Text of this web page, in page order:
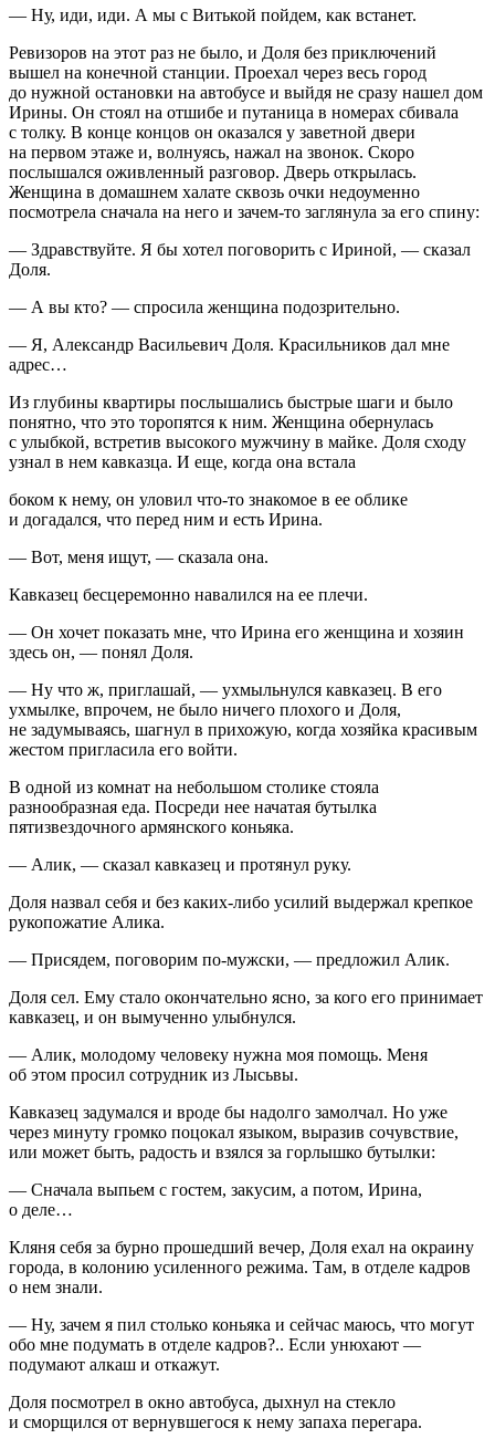
— Ну, иди, иди. А мы с Витькой пойдем, как встанет.
Ревизоров на этот раз не было, и Доля без приключений
вышел на конечной станции. Проехал через весь город
до нужной остановки на автобусе и выйдя не сразу нашел дом
Ирины. Он стоял на отшибе и путаница в номерах сбивала
с толку. В конце концов он оказался у заветной двери
на первом этаже и, волнуясь, нажал на звонок. Скоро
послышался оживленный разговор. Дверь открылась.
Женщина в домашнем халате сквозь очки недоуменно
посмотрела сначала на него и зачем-то заглянула за его спину:
— Здравствуйте. Я бы хотел поговорить с Ириной, — сказал
Доля.
— А вы кто? — спросила женщина подозрительно.
— Я, Александр Васильевич Доля. Красильников дал мне
адрес…
Из глубины квартиры послышались быстрые шаги и было
понятно, что это торопятся к ним. Женщина обернулась
с улыбкой, встретив высокого мужчину в майке. Доля сходу
узнал в нем кавказца. И еще, когда она встала
боком к нему, он уловил что-то знакомое в ее облике
и догадался, что перед ним и есть Ирина.
— Вот, меня ищут, — сказала она.
Кавказец бесцеремонно навалился на ее плечи.
— Он хочет показать мне, что Ирина его женщина и хозяин
здесь он, — понял Доля.
— Ну что ж, приглашай, — ухмыльнулся кавказец. В его
ухмылке, впрочем, не было ничего плохого и Доля,
не задумываясь, шагнул в прихожую, когда хозяйка красивым
жестом пригласила его войти.
В одной из комнат на небольшом столике стояла
разнообразная еда. Посреди нее начатая бутылка
пятизвездочного армянского коньяка.
— Алик, — сказал кавказец и протянул руку.
Доля назвал себя и без каких-либо усилий выдержал крепкое
рукопожатие Алика.
— Присядем, поговорим по-мужски, — предложил Алик.
Доля сел. Ему стало окончательно ясно, за кого его принимает
кавказец, и он вымученно улыбнулся.
— Алик, молодому человеку нужна моя помощь. Меня
об этом просил сотрудник из Лысьвы.
Кавказец задумался и вроде бы надолго замолчал. Но уже
через минуту громко поцокал языком, выразив сочувствие,
или может быть, радость и взялся за горлышко бутылки:
— Сначала выпьем с гостем, закусим, а потом, Ирина,
о деле…
Кляня себя за бурно прошедший вечер, Доля ехал на окраину
города, в колонию усиленного режима. Там, в отделе кадров
о нем знали.
— Ну, зачем я пил столько коньяка и сейчас маюсь, что могут
обо мне подумать в отделе кадров?.. Если унюхают —
подумают алкаш и откажут.
Доля посмотрел в окно автобуса, дыхнул на стекло
и сморщился от вернувшегося к нему запаха перегара.